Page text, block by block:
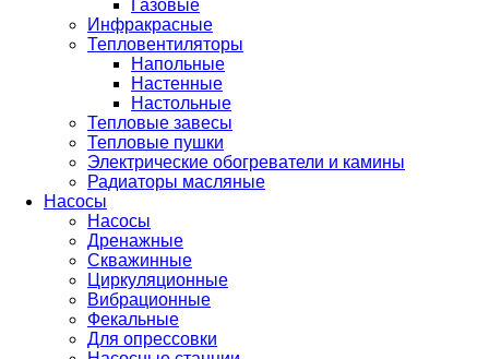
Газовые
Инфракрасные
Тепловентиляторы
Напольные
Настенные
Настольные
Тепловые завесы
Тепловые пушки
Электрические обогреватели и камины
Радиаторы масляные
Насосы
Насосы
Дренажные
Скважинные
Циркуляционные
Вибрационные
Фекальные
Для опрессовки